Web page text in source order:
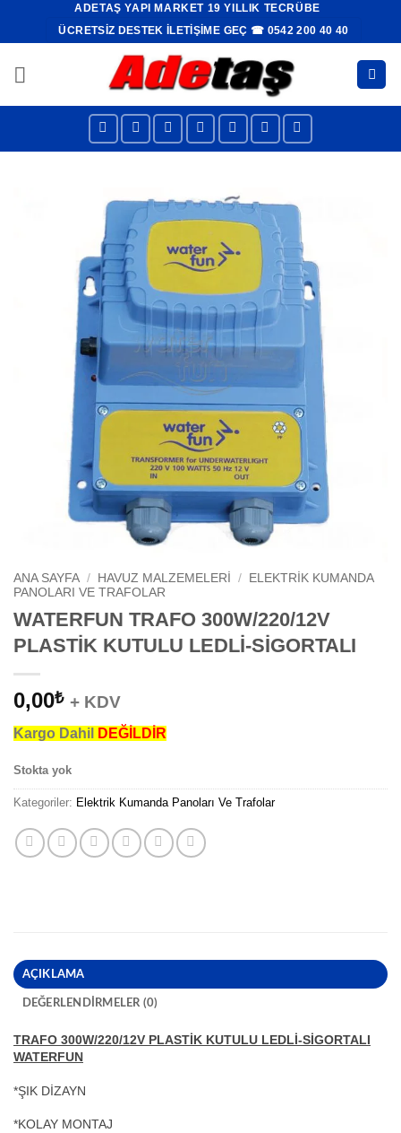
ADETAŞ YAPI MARKET 19 YILLIK TECRÜBE
ÜCRETSIZ DESTEK İLETIŞIME GEÇ ☎ 0542 200 40 40
ANA SAYFA / HAVUZ MALZEMELERI /
ELEKTRIK KUMANDA
PANOLARI VE TRAFOLAR
WATERFUN TRAFO 300W/220/12V
PLASTİK KUTULU LEDLİ-SİGORTALI
0,00₺ + KDV
Kargo Dahil DEĞİLDİR
Stokta yok
Kategoriler: Elektrik Kumanda Panoları Ve Trafolar
AÇIKLAMA
DEĞERLENDIRMELER (0)
TRAFO 300W/220/12V PLASTİK KUTULU LEDLİ-SİGORTALI
WATERFUN
*ŞIK DİZAYN
*KOLAY MONTAJ